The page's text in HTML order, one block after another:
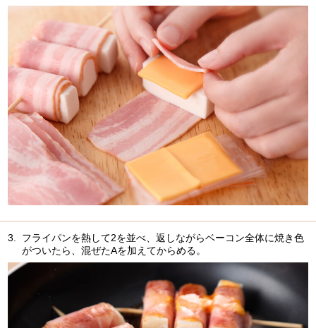
3.
フライパンを熱して2を並べ、返しながらベーコン全体に焼き色
がついたら、混ぜたAを加えてからめる。